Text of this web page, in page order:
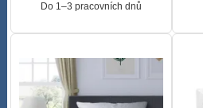
Do 1–3 pracovních dnů